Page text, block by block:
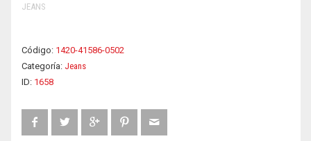
JEANS
Código: 1420-41586-0502
Categoría: Jeans
ID: 1658